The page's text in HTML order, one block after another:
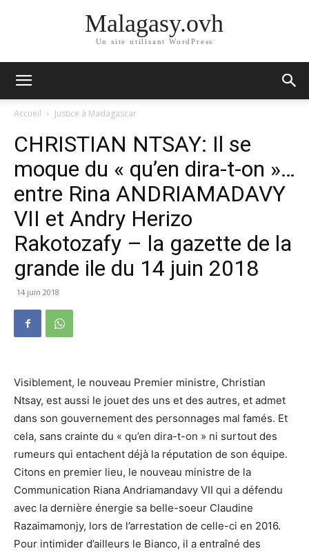
Malagasy.ovh
Un site utilisant WordPress
Accueil Justice à Madagascar
CHRISTIAN NTSAY: Il se
moque du « qu’en dira-t-on »…
entre Rina ANDRIAMADAVY
VII et Andry Herizo
Rakotozafy – la gazette de la
grande ile du 14 juin 2018
14 juin 2018
Visiblement, le nouveau Premier ministre, Christian
Ntsay, est aussi le jouet des uns et des autres, et admet
dans son gouvernement des personnages mal famés. Et
cela, sans crainte du « qu’en dira-t-on » ni surtout des
rumeurs qui entachent déjà la réputation de son équipe.
Citons en premier lieu, le nouveau ministre de la
Communication Riana Andriamandavy VII qui a défendu
avec la dernière énergie sa belle-soeur Claudine
Razaimamonjy, lors de l’arrestation de celle-ci en 2016.
Pour intimider d’ailleurs le Bianco, il a entraîné des